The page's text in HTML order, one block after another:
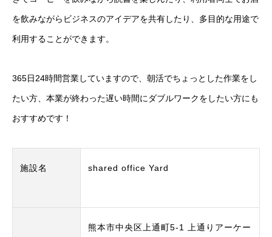
を飲みながらビジネスのアイデアを共有したり、多目的な用途で
利用することができます。
365日24時間営業していますので、朝活でちょっとした作業をし
たい方、本業が終わった遅い時間にダブルワークをしたい方にも
おすすめです！
施設名 shared office Yard
熊本市中央区上通町5-1 上通りアーケー